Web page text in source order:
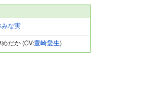
みな実
めだか (CV:豊崎愛生)